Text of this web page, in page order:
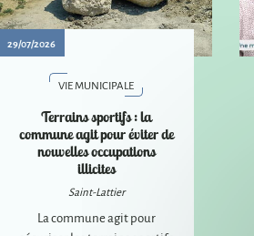
29/07/2026
VIE MUNICIPALE
Terrains sportifs : la
commune agit pour éviter de
nouvelles occupations
illicites
Saint-Lattier
La commune agit pour